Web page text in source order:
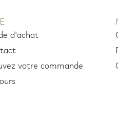
d'achat
votre commande